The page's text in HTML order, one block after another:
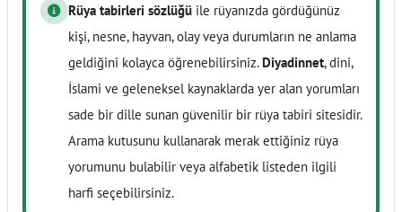
Rüya tabirleri sözlüğü ile rüyanızda gördüğünüz
kişi, nesne, hayvan, olay veya durumların ne anlama
geldiğini kolayca öğrenebilirsiniz. Diyadinnet, dini,
İslami ve geleneksel kaynaklarda yer alan yorumları
sade bir dille sunan güvenilir bir rüya tabiri sitesidir.
Arama kutusunu kullanarak merak ettiğiniz rüya
yorumunu bulabilir veya alfabetik listeden ilgili
harfi seçebilirsiniz.